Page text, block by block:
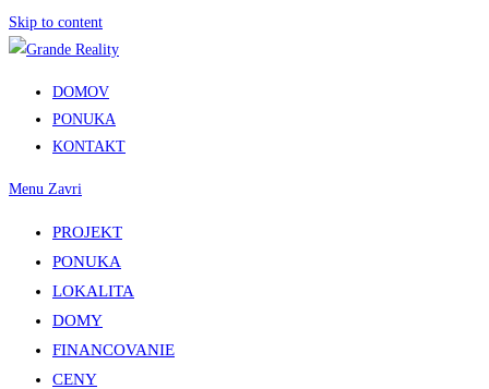
Skip to content
DOMOV
PONUKA
KONTAKT
Menu Zavri
PROJEKT
PONUKA
LOKALITA
DOMY
FINANCOVANIE
CENY